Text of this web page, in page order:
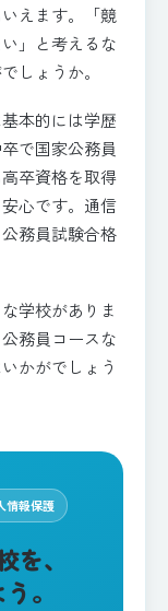
えます。「競
」と考えるな
しょうか。
本的には学歴
で国家公務員
卒資格を取得
心です。通信
務員試験合格
学校がありま
務員コースな
かがでしょう
情報保護
を、
。